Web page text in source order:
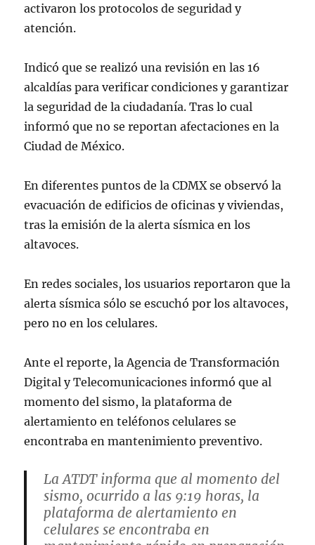
activaron los protocolos de seguridad y
atención.
Indicó que se realizó una revisión en las 16
alcaldías para verificar condiciones y garantizar
la seguridad de la ciudadanía. Tras lo cual
informó que no se reportan afectaciones en la
Ciudad de México.
En diferentes puntos de la CDMX se observó la
evacuación de edificios de oficinas y viviendas,
tras la emisión de la alerta sísmica en los
altavoces.
En redes sociales, los usuarios reportaron que la
alerta sísmica sólo se escuchó por los altavoces,
pero no en los celulares.
Ante el reporte, la Agencia de Transformación
Digital y Telecomunicaciones informó que al
momento del sismo, la plataforma de
alertamiento en teléfonos celulares se
encontraba en mantenimiento preventivo.
La ATDT informa que al momento del
sismo, ocurrido a las 9:19 horas, la
plataforma de alertamiento en
celulares se encontraba en